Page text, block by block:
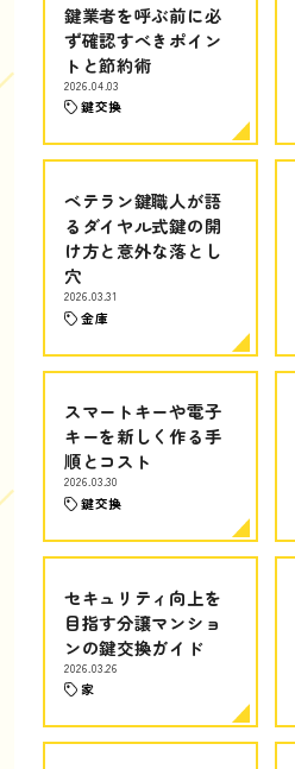
鍵業者を呼ぶ前に必
ず確認すべきポイン
トと節約術
2026.04.03
鍵交換
ベテラン鍵職人が語
るダイヤル式鍵の開
け方と意外な落とし
穴
2026.03.31
金庫
スマートキーや電子
キーを新しく作る手
順とコスト
2026.03.30
鍵交換
セキュリティ向上を
目指す分譲マンショ
ンの鍵交換ガイド
2026.03.26
家